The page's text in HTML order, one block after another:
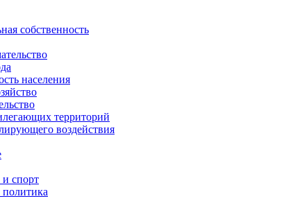
собственность
населения
территорий
воздействия
и спорт